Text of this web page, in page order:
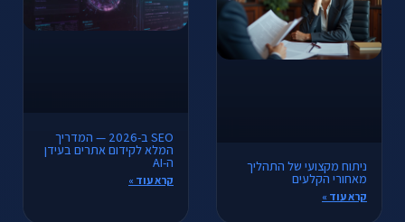
ניתוח מקצועי של התהליך
מאחורי הקלעים
קרא עוד »
SEO ב-2026 — המדריך
המלא לקידום אתרים בעידן
ה-AI
קרא עוד »